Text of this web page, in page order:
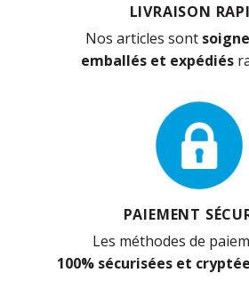
LIVRAISON
Nos articles sont
emballés et expédiés
PAIEMENT
Les méthodes de
100% sécurisées et